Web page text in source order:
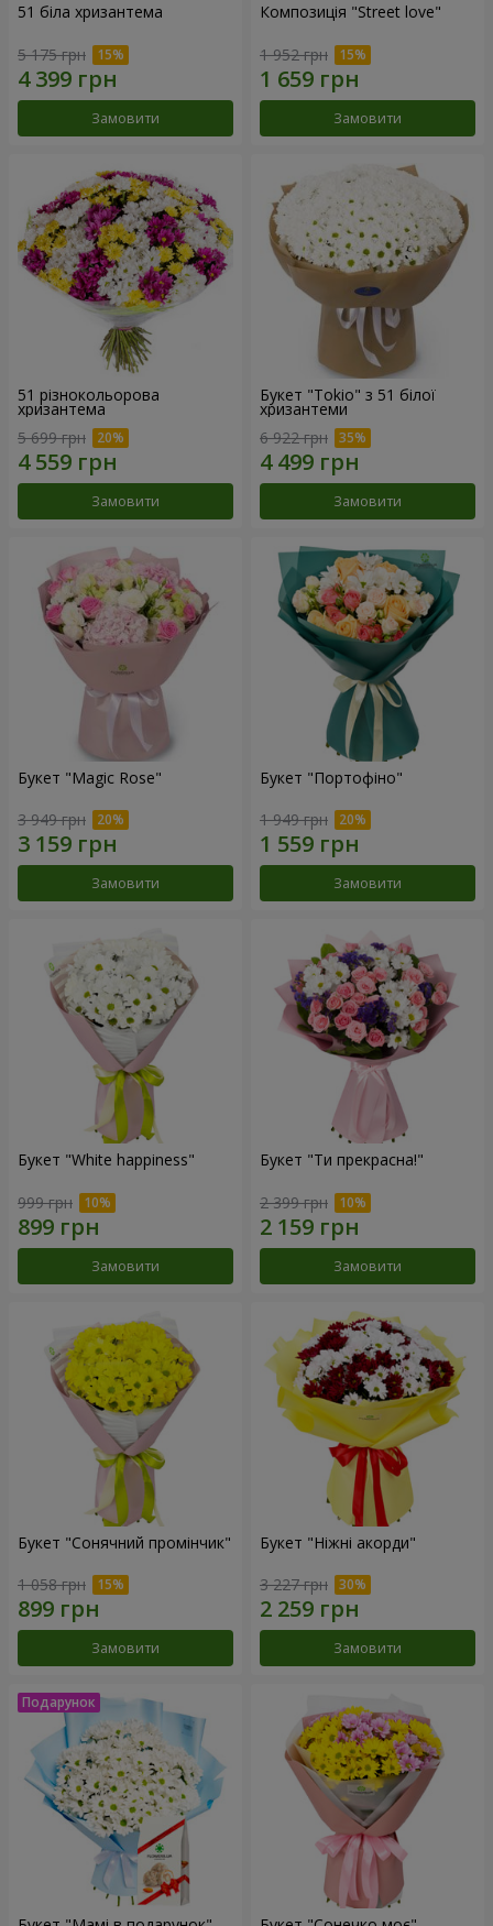
51 біла хризантема
5 175 грн
Замовити
Композиція "Street love"
1 952 грн
Замовити
51 різнокольорова
хризантема
5 699 грн
Замовити
Букет "Tokio" з 51 білої
хризантеми
6 922 грн
Замовити
Букет "Magic Rose"
3 949 грн
Замовити
Букет "Портофіно"
1 949 грн
Замовити
Букет "White happiness"
999 грн
Замовити
Букет "Ти прекрасна!"
2 399 грн
Замовити
Букет "Сонячний промінчик"
1 058 грн
Замовити
Букет "Ніжні акорди"
3 227 грн
Замовити